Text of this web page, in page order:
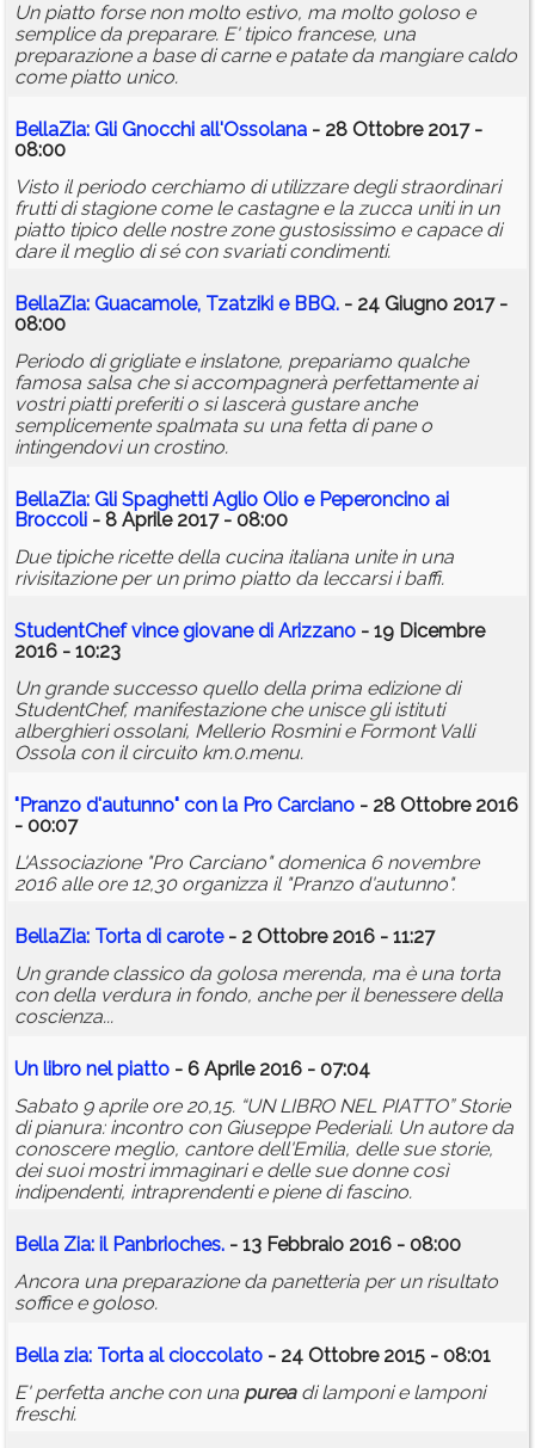
Un piatto forse non molto estivo, ma molto goloso e
semplice da preparare. E' tipico francese, una
preparazione a base di carne e patate da mangiare caldo
come piatto unico.
BellaZia: Gli Gnocchi all'Ossolana - 28 Ottobre 2017 -
08:00
Visto il periodo cerchiamo di utilizzare degli straordinari
frutti di stagione come le castagne e la zucca uniti in un
piatto tipico delle nostre zone gustosissimo e capace di
dare il meglio di sé con svariati condimenti.
BellaZia: Guacamole, Tzatziki e BBQ. - 24 Giugno 2017 -
08:00
Periodo di grigliate e inslatone, prepariamo qualche
famosa salsa che si accompagnerà perfettamente ai
vostri piatti preferiti o si lascerà gustare anche
semplicemente spalmata su una fetta di pane o
intingendovi un crostino.
BellaZia: Gli Spaghetti Aglio Olio e Peperoncino ai
Broccoli - 8 Aprile 2017 - 08:00
Due tipiche ricette della cucina italiana unite in una
rivisitazione per un primo piatto da leccarsi i baffi.
StudentChef vince giovane di Arizzano - 19 Dicembre
2016 - 10:23
Un grande successo quello della prima edizione di
StudentChef, manifestazione che unisce gli istituti
alberghieri ossolani, Mellerio Rosmini e Formont Valli
Ossola con il circuito km.0.menu.
"Pranzo d'autunno" con la Pro Carciano - 28 Ottobre 2016
- 00:07
L'Associazione "Pro Carciano" domenica 6 novembre
2016 alle ore 12,30 organizza il "Pranzo d'autunno".
BellaZia: Torta di carote- 2 Ottobre 2016 - 11:27
Un grande classico da golosa merenda, ma è una torta
con della verdura in fondo, anche per il benessere della
coscienza...
Un libro nel piatto - 6 Aprile 2016 - 07:04
Sabato 9 aprile ore 20,15. “UN LIBRO NEL PIATTO” Storie
di pianura: incontro con Giuseppe Pederiali. Un autore da
conoscere meglio, cantore dell'Emilia, delle sue storie,
dei suoi mostri immaginari e delle sue donne così
indipendenti, intraprendenti e piene di fascino.
Bella Zia: il Panbrioches. - 13 Febbraio 2016 - 08:00
Ancora una preparazione da panetteria per un risultato
soffice e goloso.
Bella zia: Torta al cioccolato - 24 Ottobre 2015 - 08:01
E' perfetta anche con una pureadi lamponi e lamponi
freschi.